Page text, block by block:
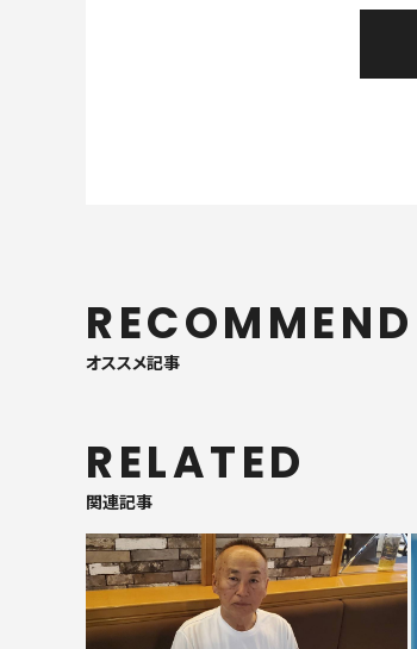
RECOMMEND
オススメ記事
RELATED
関連記事